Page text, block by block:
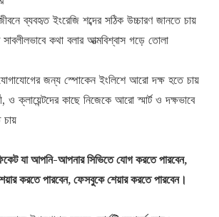
ব্যবহৃত ইংরেজি শব্দের সঠিক উচ্চারণ জানতে চায়
সাবলীলভাবে কথা বলার আত্মবিশ্বাস গড়ে তোলা
যোগাযোগের জন্য স্পোকেন ইংলিশে আরো দক্ষ হতে চায়
ও ক্লায়েন্টদের কাছে নিজেকে আরো স্মার্ট ও দক্ষভাবে
যা আপনি-আপনার সিভিতে যোগ করতে পারবেন,
করতে পারবেন, ফেসবুকে শেয়ার করতে পারবেন।